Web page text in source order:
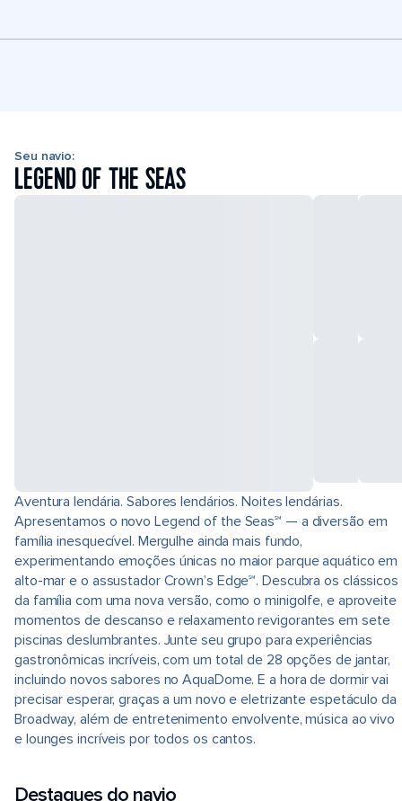
Seu navio:
LEGEND OF THE SEAS
Aventura lendária. Sabores lendários. Noites lendárias.
Apresentamos o novo Legend of the Seas℠ — a diversão em
família inesquecível. Mergulhe ainda mais fundo,
experimentando emoções únicas no maior parque aquático em
alto-mar e o assustador Crown’s Edge℠. Descubra os clássicos
da família com uma nova versão, como o minigolfe, e aproveite
momentos de descanso e relaxamento revigorantes em sete
piscinas deslumbrantes. Junte seu grupo para experiências
gastronômicas incríveis, com um total de 28 opções de jantar,
incluindo novos sabores no AquaDome. E a hora de dormir vai
precisar esperar, graças a um novo e eletrizante espetáculo da
Broadway, além de entretenimento envolvente, música ao vivo
e lounges incríveis por todos os cantos.
Destaques do navio